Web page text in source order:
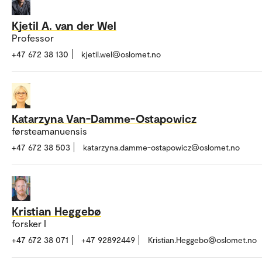
Kjetil A. van der Wel
Professor
+47 672 38 130 kjetil.wel@oslomet.no
Katarzyna Van-Damme-Ostapowicz
førsteamanuensis
+47 672 38 503 katarzyna.damme-ostapowicz@oslomet.no
Kristian Heggebø
forsker I
+47 672 38 071 +47 92892449 Kristian.Heggebo@oslomet.no